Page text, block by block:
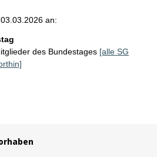
an:
des Bundestages [alle SG